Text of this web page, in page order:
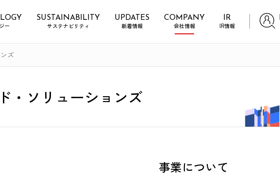
ー
SUSTAINABILITY
サステナビリティ
UPDATES
新着情報
COMPANY
会社情報
IR
IR情報
ズ
・ ソリューションズ
事業について